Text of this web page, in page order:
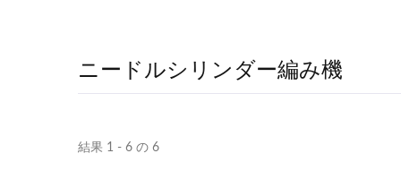
ニードルシリンダー編み機
結果 1 - 6 の 6